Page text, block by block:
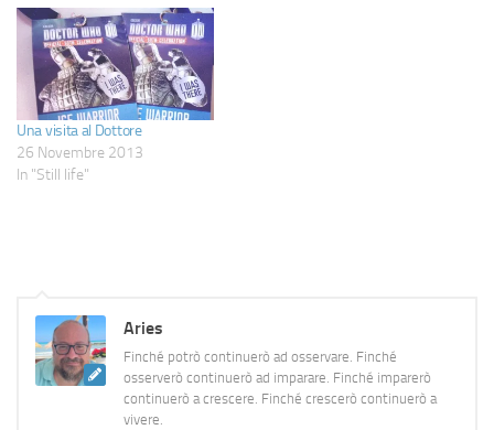
che mi ha chiamato alle 17.40
per rispondermi al contenuto…
Una visita al Dottore
26 Novembre 2013
In "Still life"
Aries
Finché potrò continuerò ad osservare. Finché
osserverò continuerò ad imparare. Finché imparerò
continuerò a crescere. Finché crescerò continuerò a
vivere.